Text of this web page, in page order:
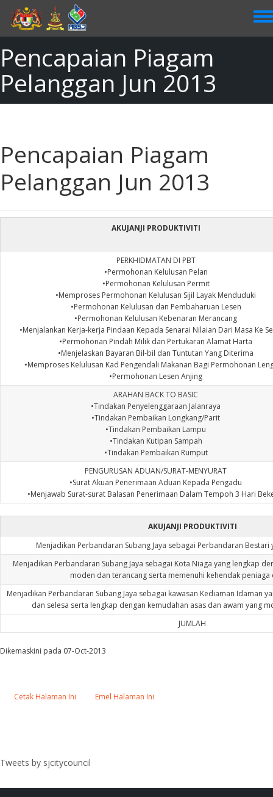
main
content
Pencapaian Piagam
Pelanggan Jun 2013
Pencapaian Piagam
Pelanggan Jun 2013
AKUJANJI PRODUKTIVITI
PERKHIDMATAN DI PBT
•Permohonan Kelulusan Pelan
•Permohonan Kelulusan Permit
•Memproses Permohonan Kelulusan Sijil Layak Menduduki
•Permohonan Kelulusan dan Pembaharuan Lesen
•Permohonan Kelulusan Kebenaran Merancang
•Menjalankan Kerja-kerja Pindaan Kepada Senarai Nilaian Dari Masa Ke
•Permohonan Pindah Milik dan Pertukaran Alamat Harta
•Menjelaskan Bayaran Bil-bil dan Tuntutan Yang Diterima
•Memproses Kelulusan Kad Pengendali Makanan Bagi Permohonan
•Permohonan Lesen Anjing
ARAHAN BACK TO BASIC
•Tindakan Penyelenggaraan Jalanraya
•Tindakan Pembaikan Longkang/Parit
•Tindakan Pembaikan Lampu
•Tindakan Kutipan Sampah
•Tindakan Pembaikan Rumput
PENGURUSAN ADUAN/SURAT-MENYURAT
•Surat Akuan Penerimaan Aduan Kepada Pengadu
•Menjawab Surat-surat Balasan Penerimaan Dalam Tempoh 3 Hari
AKUJANJI PRODUKTIVITI
Menjadikan Perbandaran Subang Jaya sebagai Perbandaran
Menjadikan Perbandaran Subang Jaya sebagai Kota Niaga yang lengkap
moden dan terancang serta memenuhi kehendak
Menjadikan Perbandaran Subang Jaya sebagai kawasan Kediaman Idaman
dan selesa serta lengkap dengan kemudahan asas dan awam yang
JUMLAH
Dikemaskini pada 07-Oct-2013
Cetak Halaman Ini Emel Halaman Ini
Tweets by sjcitycouncil